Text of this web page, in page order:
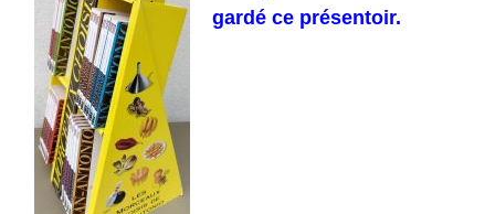
gardé ce présentoir.